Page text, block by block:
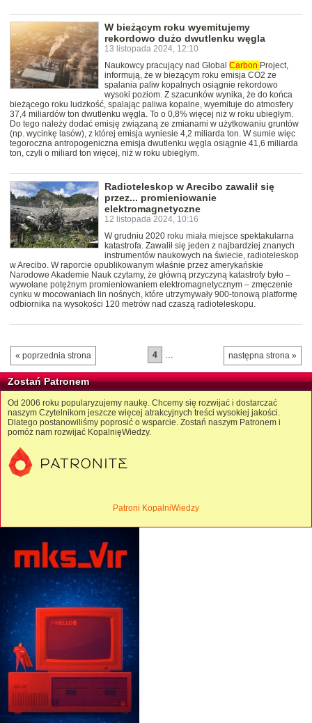
W bieżącym roku wyemitujemy
rekordowo dużo dwutlenku węgla
13 listopada 2024, 12:10
Naukowcy pracujący nad Global Carbon Project,
informują, że w bieżącym roku emisja CO2 ze
spalania paliw kopalnych osiągnie rekordowo
wysoki poziom. Z szacunków wynika, że do końca
bieżącego roku ludzkość, spalając paliwa kopalne, wyemituje do atmosfery
37,4 miliardów ton dwutlenku węgla. To o 0,8% więcej niż w roku ubiegłym.
Do tego należy dodać emisję związaną ze zmianami w użytkowaniu gruntów
(np. wycinkę lasów), z której emisja wyniesie 4,2 miliarda ton. W sumie więc
tegoroczna antropogeniczna emisja dwutlenku węgla osiągnie 41,6 miliarda
ton, czyli o miliard ton więcej, niż w roku ubiegłym.
Radioteleskop w Arecibo zawalił się
przez... promieniowanie
elektromagnetyczne
12 listopada 2024, 10:16
W grudniu 2020 roku miała miejsce spektakularna
katastrofa. Zawalił się jeden z najbardziej znanych
instrumentów naukowych na świecie, radioteleskop
w Arecibo. W raporcie opublikowanym właśnie przez amerykańskie
Narodowe Akademie Nauk czytamy, że główną przyczyną katastrofy było –
wywołane potężnym promieniowaniem elektromagnetycznym – zmęczenie
cynku w mocowaniach lin nośnych, które utrzymywały 900-tonową platformę
odbiornika na wysokości 120 metrów nad czaszą radioteleskopu.
« poprzednia strona następna strona »
4 …
Zostań Patronem
Od 2006 roku popularyzujemy naukę. Chcemy się rozwijać i dostarczać
naszym Czytelnikom jeszcze więcej atrakcyjnych treści wysokiej jakości.
Dlatego postanowiliśmy poprosić o wsparcie. Zostań naszym Patronem i
pomóż nam rozwijać KopalnięWiedzy.
Patroni KopalniWiedzy